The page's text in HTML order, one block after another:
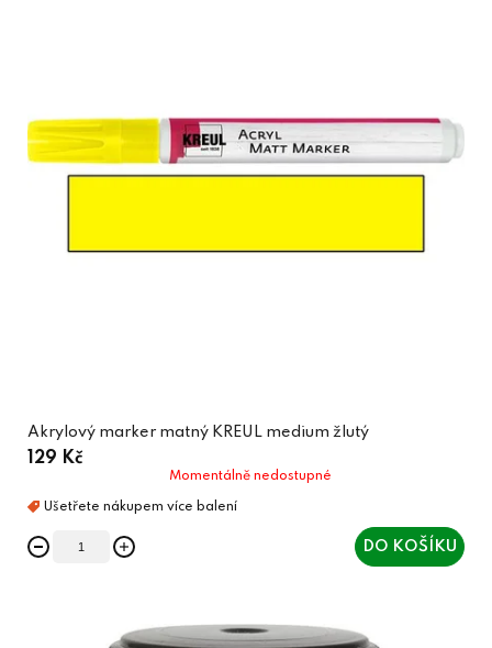
Akrylový marker matný KREUL medium žlutý
129 Kč
Momentálně nedostupné
DO KOŠÍKU